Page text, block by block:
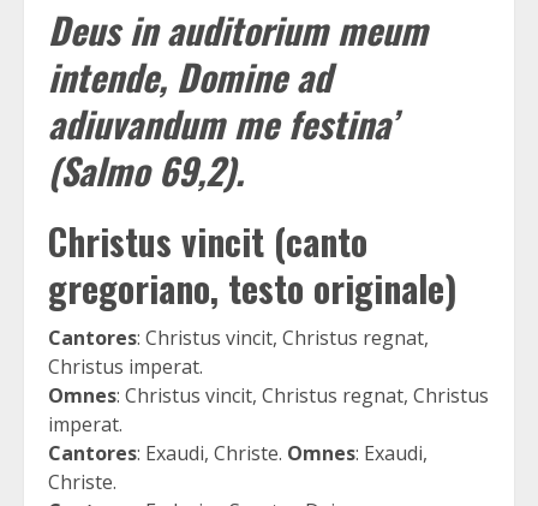
Deus in auditorium meum
intende, Domine ad
adiuvandum me festina’
(Salmo 69,2).
Christus vincit (canto
gregoriano, testo originale)
Cantores: Christus vincit, Christus regnat,
Christus imperat.
Omnes: Christus vincit, Christus regnat, Christus
imperat.
Cantores: Exaudi, Christe. Omnes: Exaudi,
Christe.